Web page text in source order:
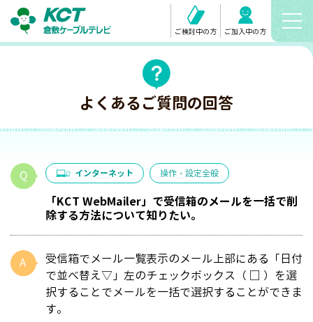
ご検討中の方 ご加入中の方
よくあるご質問の回答
インターネット 操作・設定全般
「KCT WebMailer」で受信箱のメールを一括で削
除する方法について知りたい。
受信箱でメール一覧表示のメール上部にある「日付
で並べ替え▽」左のチェックボックス（ □ ）を選
択することでメールを一括で選択することができま
す。